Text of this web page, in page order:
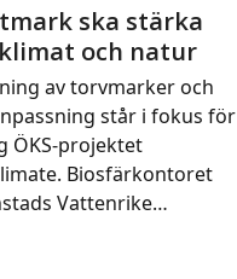
ska stärka
och natur
av torvmarker och
står i fokus för
ÖKS-projektet
Biosfärkontoret
Vattenrike…